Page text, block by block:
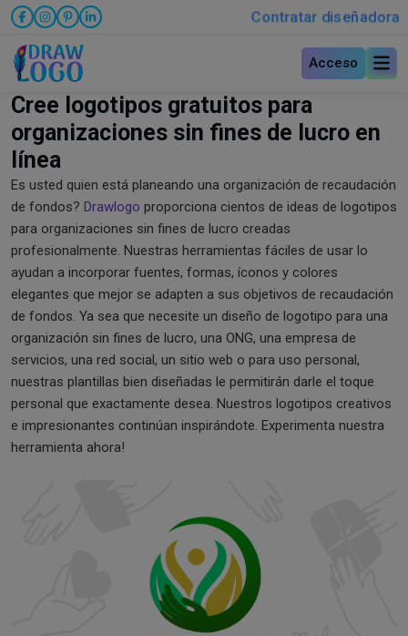
Contratar diseñadora
Acceso
Cree logotipos gratuitos para
organizaciones sin fines de lucro en
línea
Es usted quien está planeando una organización de recaudación
de fondos? Drawlogo proporciona cientos de ideas de logotipos
para organizaciones sin fines de lucro creadas
profesionalmente. Nuestras herramientas fáciles de usar lo
ayudan a incorporar fuentes, formas, íconos y colores
elegantes que mejor se adapten a sus objetivos de recaudación
de fondos. Ya sea que necesite un diseño de logotipo para una
organización sin fines de lucro, una ONG, una empresa de
servicios, una red social, un sitio web o para uso personal,
nuestras plantillas bien diseñadas le permitirán darle el toque
personal que exactamente desea. Nuestros logotipos creativos
e impresionantes continúan inspirándote. Experimenta nuestra
herramienta ahora!